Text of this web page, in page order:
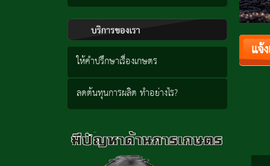
ให้คำปรึกษาเรื่องเกษตร
ลดต้นทุนการผลิต ทำอย่างไร?
แจ้